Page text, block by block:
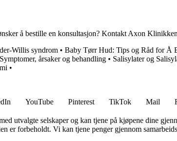
å bestille en konsultasjon? Kontakt Axon
Willis syndrom • Baby Tørr Hud: Tips og Råd for Å
årsaker og behandling • Salisylater og
•
YouTube Pinterest TikTok Mail
utvalgte selskaper og kan tjene på kjøpene dine
er forbeholdt. Vi kan tjene penger gjennom